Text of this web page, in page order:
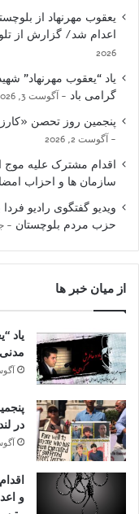
یعقوب مهرنهاد از
اعدام شد/ گزارش از
2026
یاد “یعقوب مهرنهاد”
گرامی باد
آگوست 3, 2026
پنجمین روز تحصن
آگوست 2, 2026
اقدام مشترک علیه موج
سازمان ها و احزاب
ویدیو گفتگوی رادیو
حزب مردم بلوچستان
از میان خبر ها
یاد
آگوست
در
آگوست
و